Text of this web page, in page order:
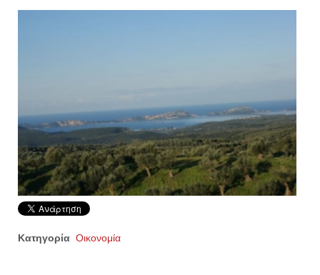
Κατηγορία Οικονομία